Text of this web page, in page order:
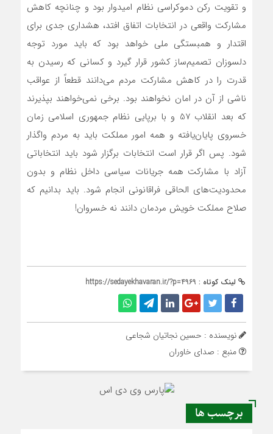
و تقويت رکن دموکراسي نظام اميدوار بود و چنانچه کاهش
مشارکت واقعي در انتخابات اتفاق افتد، هشداري جدي براي
اقتدار و همبستگي ملي خواهد بود که بايد مورد توجه
دلسوزان تصميم‌ساز کشور قرار گيرد و کساني که رسيدن به
قدرت را در کاهش مشارکت مردم مي‌دانند قطعاً از عواقب
ناشي از آن در امان نخواهند بود. برخي نمي‌خواهند بپذيرند
که بعد انقلاب 57 و با برپايي نظام جمهوري ‎اسلامي زمان
خسروي پايان‌يافته و همه امور مملکت بايد به مردم واگذار
شود. پس اگر قرار است انتخابات برگزار شود بايد انتخاباتي
آزاد با مشارکت همه جريانات سياسي داخل نظام و بدون
محدوديت‌هاي الحاقي فراقانوني انجام شود. بايد بدانيم که
صلاح مملکت خويش مردمان دانند نه خسروان!
لینک کوتاه : https://sedayekhavaran.ir/?p=4969
نویسنده : حسین نجاتیان شجاعی
منبع : صدای خاوران
برچسب ها